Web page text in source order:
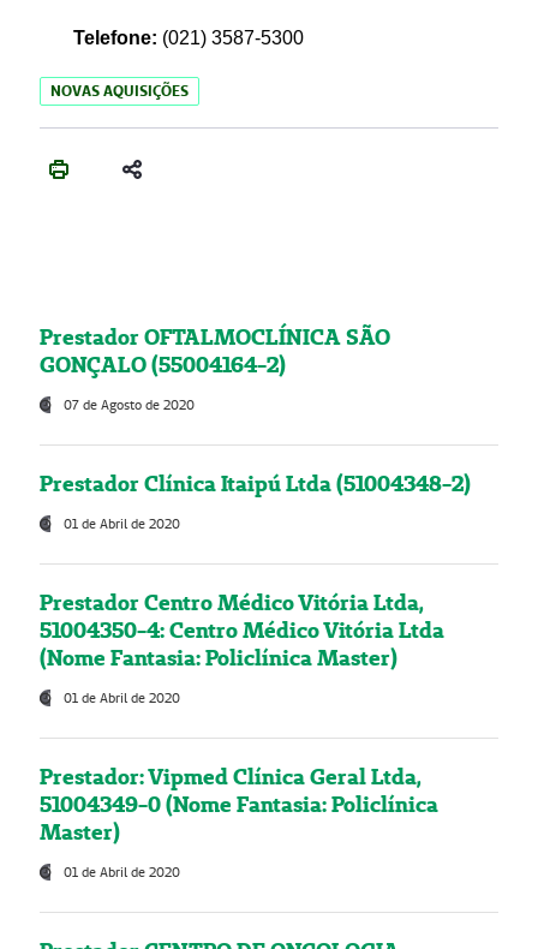
Telefone: (021) 3587-5300
NOVAS AQUISIÇÕES
Prestador OFTALMOCLÍNICA SÃO
GONÇALO (55004164-2)
07 de Agosto de 2020
Prestador Clínica Itaipú Ltda (51004348-2)
01 de Abril de 2020
Prestador Centro Médico Vitória Ltda,
51004350-4: Centro Médico Vitória Ltda
(Nome Fantasia: Policlínica Master)
01 de Abril de 2020
Prestador: Vipmed Clínica Geral Ltda,
51004349-0 (Nome Fantasia: Policlínica
Master)
01 de Abril de 2020